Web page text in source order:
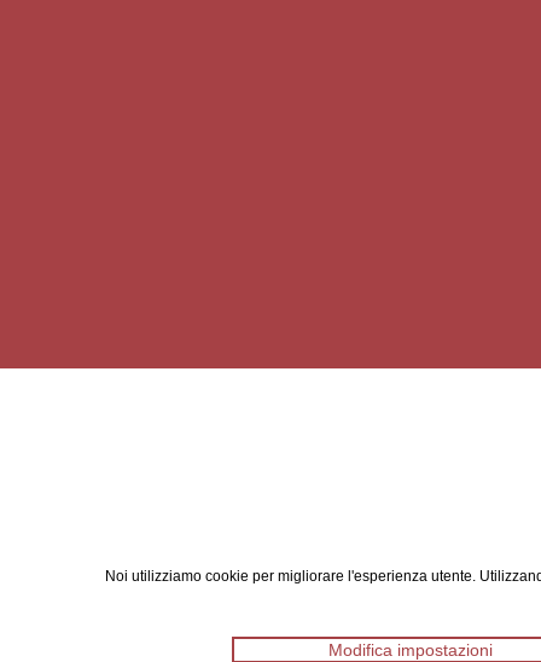
Noi utilizziamo cookie per migliorare l'esperienza utente.
Modifica impostazioni